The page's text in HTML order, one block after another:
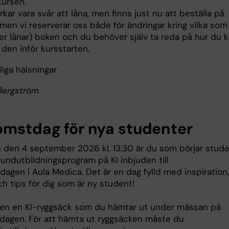
vara svår att låna, men finns just nu att beställa på
vi reserverar oss både för ändringar kring vilka som
lånar) boken och du behöver själv ta reda på hur du
inför kursstarten.
hälsningar
för nya studenter
den 4 september 2026 kl. 13:30 är du som börjar
på KI inbjuden till
i Aula Medica. Det är en dag fylld med inspiration,
tips för dig som är ny student!
en KI-ryggsäck som du hämtar ut under mässan på
För att hämta ut ryggsäcken måste du